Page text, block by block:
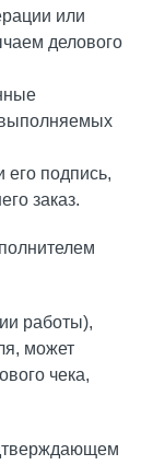
или
делового
его подпись,
заказ.
работы),
может
чека,